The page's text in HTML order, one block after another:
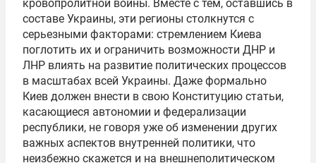
кровопролитной войны. Вместе с тем, оставшись в
составе Украины, эти регионы столкнутся с
серьезными факторами: стремлением Киева
поглотить их и ограничить возможности ДНР и
ЛНР влиять на развитие политических процессов
в масштабах всей Украины. Даже формально
Киев должен внести в свою Конституцию статьи,
касающиеся автономии и федерализации
республики, не говоря уже об изменении других
важных аспектов внутренней политики, что
неизбежно скажется и на внешнеполитическом